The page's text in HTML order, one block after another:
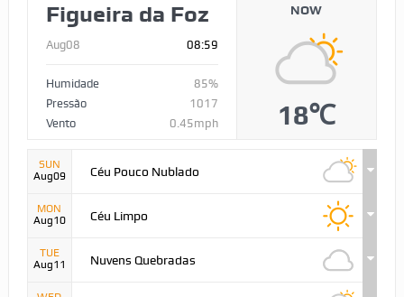
Figueira da Foz
Aug08 08:59
Humidade
85%
Pressão
1017
Vento
0.45mph
NOW
18℃
SUN
Aug09
Céu Pouco Nublado
MON
Aug10
Céu Limpo
TUE
Aug11
Nuvens Quebradas